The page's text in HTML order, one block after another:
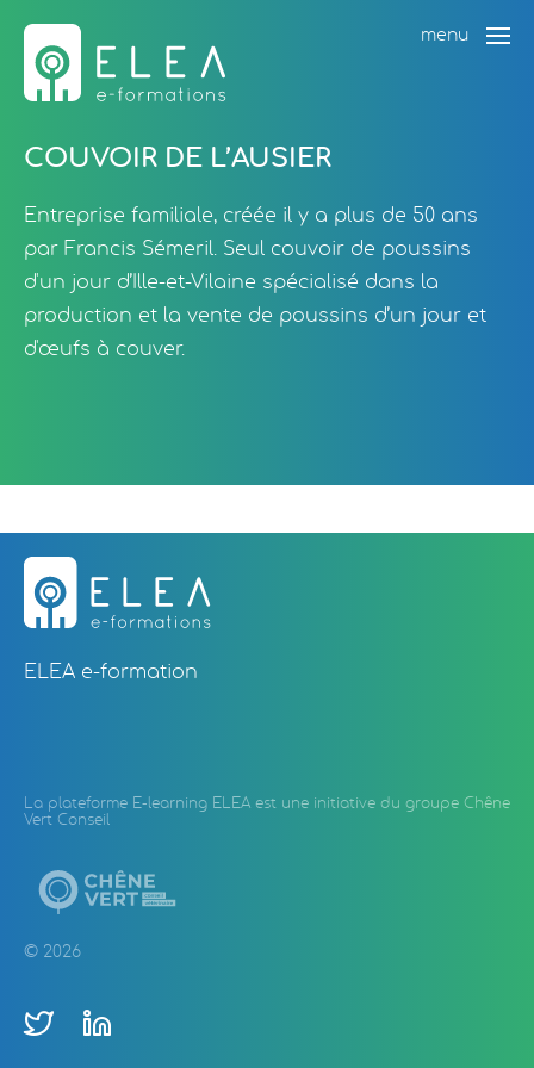
COUVOIR DE L’AUSIER
Entreprise familiale, créée il y a plus de 50 ans
par Francis Sémeril. Seul couvoir de poussins
d'un jour d’Ille-et-Vilaine spécialisé dans la
production et la vente de poussins d’un jour et
d'œufs à couver.
ELEA e-formation
La plateforme E-learning ELEA est une initiative du groupe Chêne
Vert Conseil
© 2026
menu